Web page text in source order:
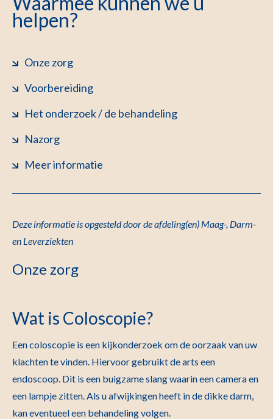
helpen?
Onze zorg
Voorbereiding
Het onderzoek / de behandeling
Nazorg
Meer informatie
Deze informatie is opgesteld door de afdeling(en) Maag-, Darm-
en Leverziekten
Onze zorg
Wat is Coloscopie?
Een coloscopie is een kijkonderzoek om de oorzaak van uw
klachten te vinden. Hiervoor gebruikt de arts een
endoscoop. Dit is een buigzame slang waarin een camera en
een lampje zitten. Als u afwijkingen heeft in de dikke darm,
kan eventueel een behandeling volgen.